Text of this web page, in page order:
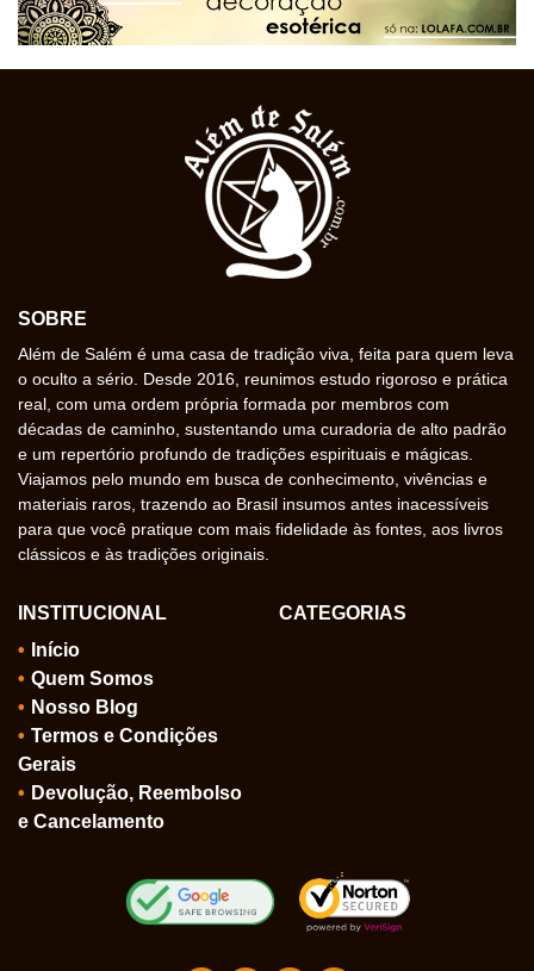
SOBRE
Além de Salém é uma casa de tradição viva, feita para quem leva
o oculto a sério. Desde 2016, reunimos estudo rigoroso e prática
real, com uma ordem própria formada por membros com
décadas de caminho, sustentando uma curadoria de alto padrão
e um repertório profundo de tradições espirituais e mágicas.
Viajamos pelo mundo em busca de conhecimento, vivências e
materiais raros, trazendo ao Brasil insumos antes inacessíveis
para que você pratique com mais fidelidade às fontes, aos livros
clássicos e às tradições originais.
INSTITUCIONAL
Início
Quem Somos
Nosso Blog
Termos e Condições
Gerais
Devolução, Reembolso
e Cancelamento
CATEGORIAS